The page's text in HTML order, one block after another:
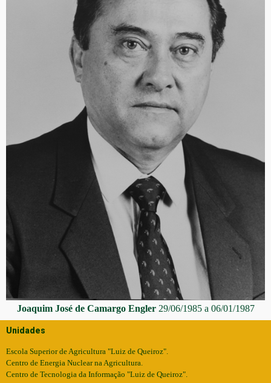
Joaquim José de Camargo Engler29/06/1985 a 06/01/1987
Créditos Imagens:
Unidades
Escola Superior de Agricultura "Luiz de Queiroz".
Centro de Energia Nuclear na Agricultura.
Centro de Tecnologia da Informação "Luiz de Queiroz".